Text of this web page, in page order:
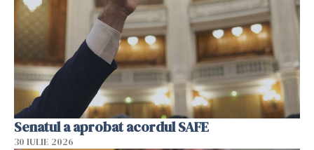
Senatul a aprobat acordul SAFE
30 IULIE 2026